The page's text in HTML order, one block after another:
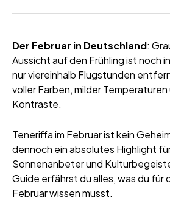
Der Februar in Deutschland:
Aussicht auf den Frühling ist noch
nur viereinhalb Flugstunden
voller Farben, milder
Kontraste.
Teneriffa im Februar ist kein
dennoch ein absolutes Highlight
Sonnenanbeter und
Guide erfährst du alles, was du für
Februar wissen musst.